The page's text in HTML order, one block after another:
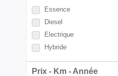
Essence
Diesel
Electrique
Hybride
Prix - Km - Année